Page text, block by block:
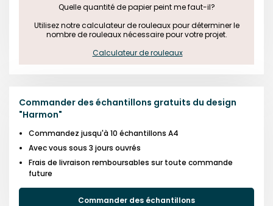
Quelle quantité de papier peint me faut-il?
Utilisez notre calculateur de rouleaux pour déterminer le
nombre de rouleaux nécessaire pour votre projet.
Calculateur de rouleaux
Commander des échantillons gratuits du design
"Harmon"
Commandez jusqu'à 10 échantillons A4
Avec vous sous 3 jours ouvrés
Frais de livraison remboursables sur toute commande
future
Commander des échantillons